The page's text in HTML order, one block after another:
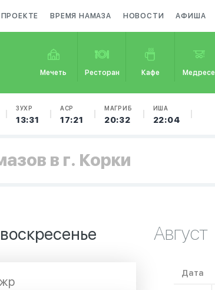
ВРЕМЯ НАМАЗА НОВОСТИ АФИША
Мечеть Ресторан Кафе Медресе
ЗУХР
13:31
АСР
17:21
МАГРИБ
20:32
ИША
22:04
в г. Корки
Август
Дата